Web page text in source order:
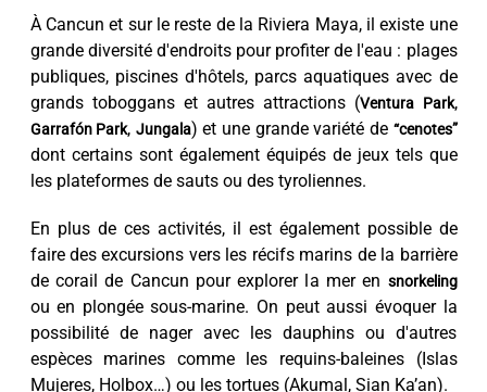
À Cancun et sur le reste de la Riviera Maya, il existe une
grande diversité d'endroits pour profiter de l'eau : plages
publiques, piscines d'hôtels, parcs aquatiques avec de
grands toboggans et autres attractions (Ventura Park,
Garrafón Park, Jungala) et une grande variété de “cenotes”
dont certains sont également équipés de jeux tels que
les plateformes de sauts ou des tyroliennes.
En plus de ces activités, il est également possible de
faire des excursions vers les récifs marins de la barrière
de corail de Cancun pour explorer la mer en snorkeling
ou en plongée sous-marine. On peut aussi évoquer la
possibilité de nager avec les dauphins ou d'autres
espèces marines comme les requins-baleines (Islas
Mujeres, Holbox…) ou les tortues (Akumal, Sian Ka’an).